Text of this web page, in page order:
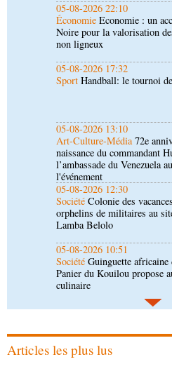
05-08-2026 17:32
SportHandball: le tournoi
05-08-2026 13:10
Art-Culture-Média72e
05-08-2026 12:30
SociétéColonie des
orphelins de militaires au
Lamba Belolo
05-08-2026 10:51
Société Guinguette africaine
Panier du Kouilou propose
culinaire
05-08-2026 10:30
Société Énergie: la BAD
Congo dans la structuration
05-08-2026 10:22
communautaire soumis à
Articles les plus lus